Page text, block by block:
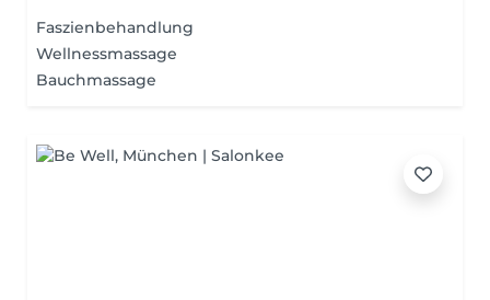
Faszienbehandlung
Wellnessmassage
Bauchmassage